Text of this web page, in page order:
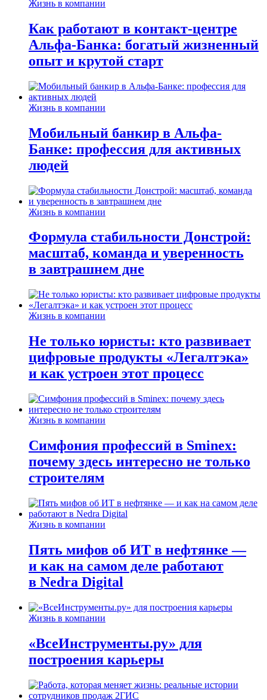
Жизнь в компании
Как работают в контакт-центре
Альфа-Банка: богатый жизненный
опыт и крутой старт
Жизнь в компании
Мобильный банкир в Альфа-
Банке: профессия для активных
людей
Жизнь в компании
Формула стабильности Донстрой:
масштаб, команда и уверенность
в завтрашнем дне
Жизнь в компании
Не только юристы: кто развивает
цифровые продукты «Легалтэка»
и как устроен этот процесс
Жизнь в компании
Симфония профессий в Sminex:
почему здесь интересно не только
строителям
Жизнь в компании
Пять мифов об ИТ в нефтянке —
и как на самом деле работают
в Nedra Digital
Жизнь в компании
«ВсеИнструменты.ру» для
построения карьеры